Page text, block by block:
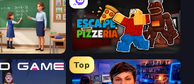
High School Teacher Simulator Escape From Pizzeria
Top